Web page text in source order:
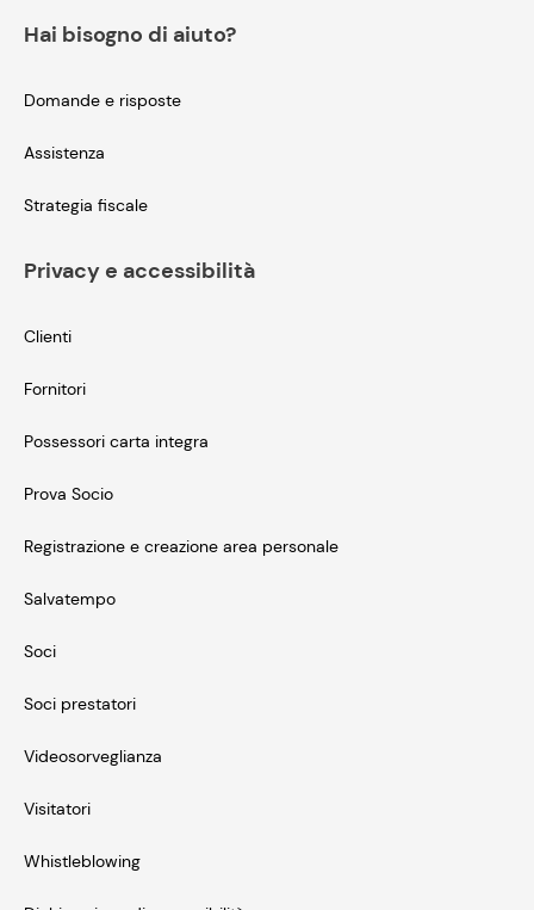
Hai bisogno di aiuto?
Domande e risposte
Assistenza
Strategia fiscale
Privacy e accessibilità
Clienti
Fornitori
Possessori carta integra
Prova Socio
Registrazione e creazione area personale
Salvatempo
Soci
Soci prestatori
Videosorveglianza
Visitatori
Whistleblowing